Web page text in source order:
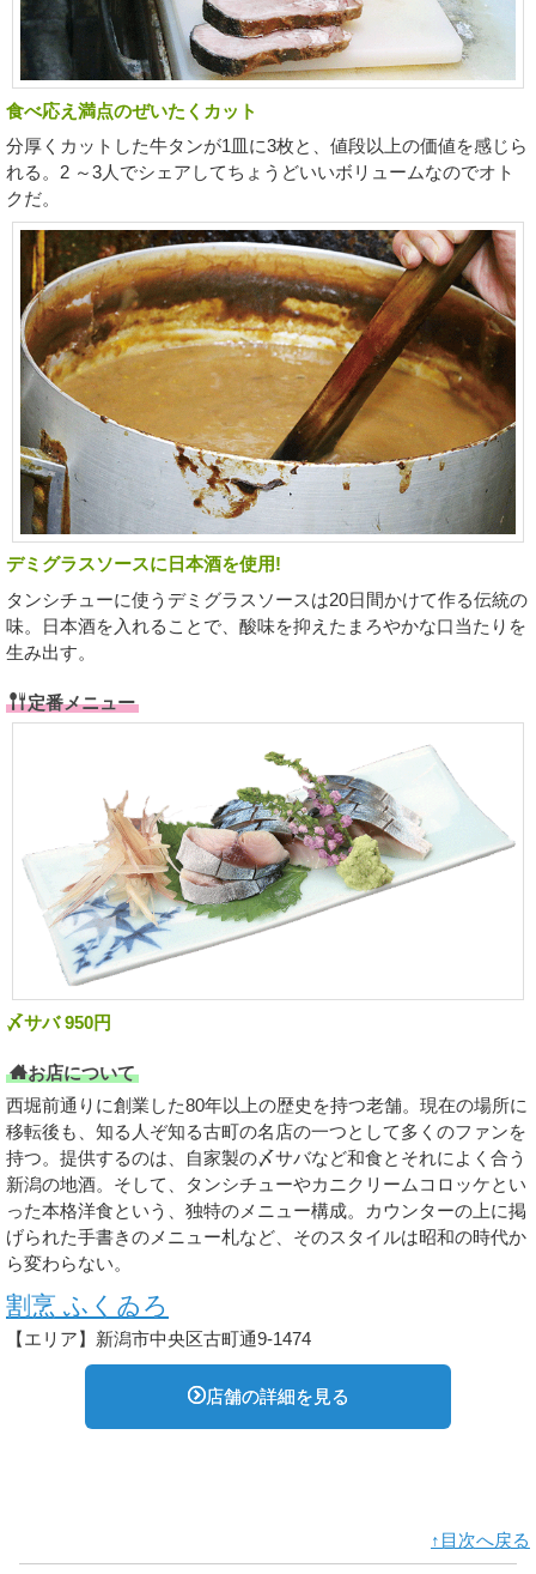
食べ応え満点のぜいたくカット
分厚くカットした牛タンが1皿に3枚と、値段以上の価値を感じら
れる。2 ～3人でシェアしてちょうどいいボリュームなのでオト
クだ。
デミグラスソースに日本酒を使用!
タンシチューに使うデミグラスソースは20日間かけて作る伝統の
味。日本酒を入れることで、酸味を抑えたまろやかな口当たりを
生み出す。
定番メニュー
〆サバ 950円
お店について
西堀前通りに創業した80年以上の歴史を持つ老舗。現在の場所に
移転後も、知る人ぞ知る古町の名店の一つとして多くのファンを
持つ。提供するのは、自家製の〆サバなど和食とそれによく合う
新潟の地酒。そして、タンシチューやカニクリームコロッケとい
った本格洋食という、独特のメニュー構成。カウンターの上に掲
げられた手書きのメニュー札など、そのスタイルは昭和の時代か
ら変わらない。
割烹 ふくゐろ
【エリア】新潟市中央区古町通9-1474
店舗の詳細を見る
↑目次へ戻る